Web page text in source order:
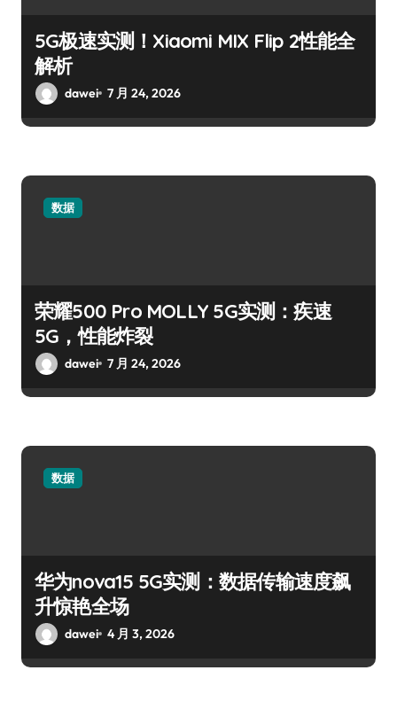
5G极速实测！Xiaomi MIX Flip 2性能全
解析
dawei 7 月 24, 2026
数据
荣耀500 Pro MOLLY 5G实测：疾速
5G，性能炸裂
dawei 7 月 24, 2026
数据
华为nova15 5G实测：数据传输速度飙
升惊艳全场
dawei 4 月 3, 2026